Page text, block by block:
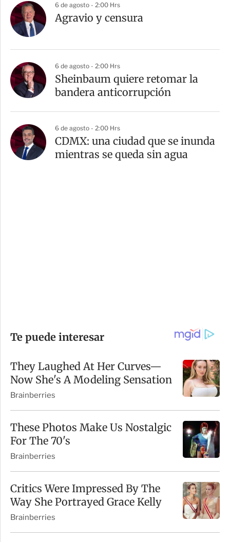
6 de agosto - 2:00 Hrs
Agravio y censura
6 de agosto - 2:00 Hrs
Sheinbaum quiere retomar la
bandera anticorrupción
6 de agosto - 2:00 Hrs
CDMX: una ciudad que se inunda
mientras se queda sin agua